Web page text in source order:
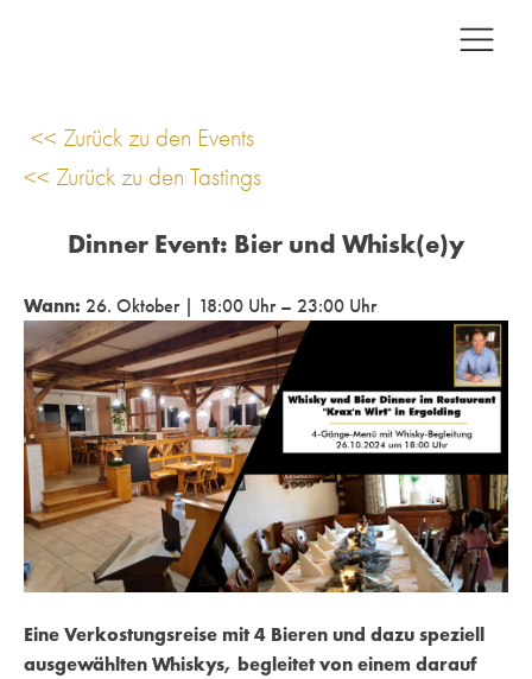
<< Zurück zu den Events
<< Zurück zu den Tastings
Dinner Event: Bier und Whisk(e)y
Wann: 26. Oktober | 18:00 Uhr – 23:00 Uhr
Eine Verkostungsreise mit 4 Bieren und dazu speziell
ausgewählten Whiskys, begleitet von einem darauf